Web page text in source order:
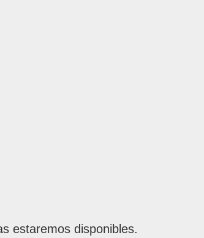
estaremos disponibles.